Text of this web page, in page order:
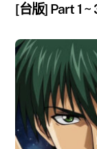
[台版] Part 1 ~